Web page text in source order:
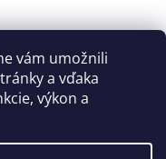
vám umožnili
a vďaka
výkon a